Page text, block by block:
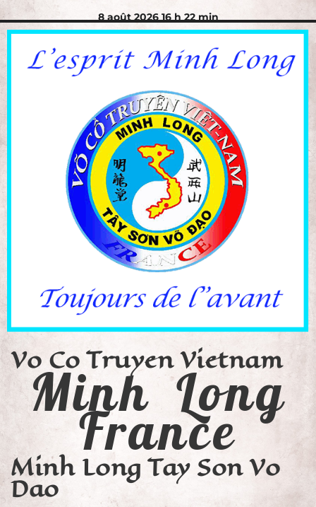
8 août 2026 16 h 22 min
Vo Co Truyen Vietnam
Minh Long
France
Minh Long Tay Son Vo
Dao